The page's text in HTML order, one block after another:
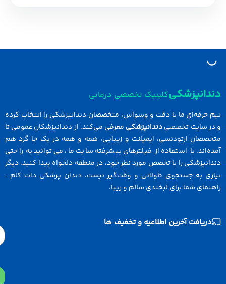
کلینیک تخصصی درمانی
حرفه‌ای ما با دقت و وسواس، متخصصان دندانپزشکی را انتخاب کرده
سایت تخصصیدندانپزشکیمعرفی می‌کند. از دندانپزشکان عمومی تا
ارتودنسی، ایمپلنت و زیبایی، همه و همه در یک جا گرد هم
با استفاده از فیلترهای پیشرفته سایت ما، می‌توانید به راحتی
را با تخصص مورد نظر خود، در منطقه دلخواه پیدا کنید. دیگر
به جستجوی طولانی و وقت‌گیر نیست. دندان پزشکی دات کام ،
شما برای لبخندی سالم و زیبا.
دریافت آخرین اطلاعیه و تخفیف ها